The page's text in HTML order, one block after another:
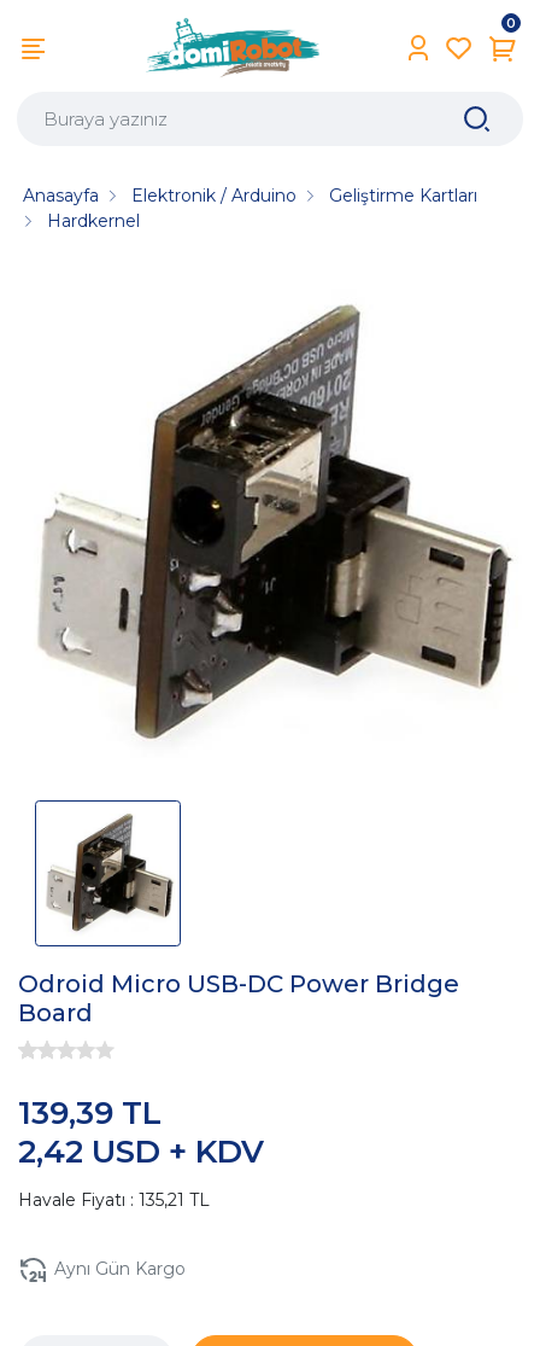
0
Anasayfa Elektronik / Arduino
Geliştirme Kartları
Hardkernel
Odroid Micro USB-DC Power Bridge
Board
2,42 USD + KDV
139,39 TL
Havale Fiyatı : 135,21 TL
Aynı Gün Kargo